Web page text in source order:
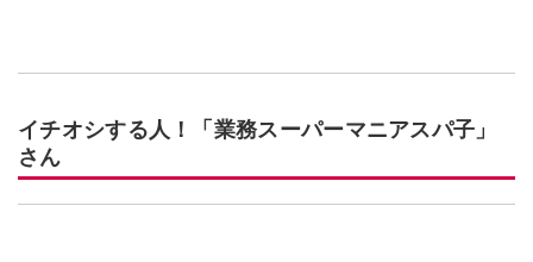
イチオシする人！「業務スーパーマニアスパ子」
さん